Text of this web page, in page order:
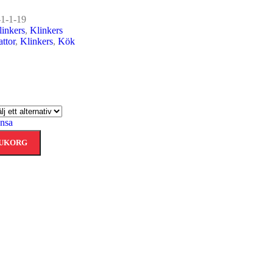
1-19
, Klinkers
, Klinkers, Kök